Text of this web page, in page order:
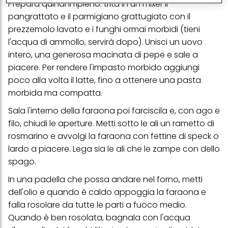
Prepara quindi il ripieno: trita in un mixer il
pangrattato e il parmigiano grattugiato con il
prezzemolo lavato e i funghi ormai morbidi (tieni
l'acqua di ammollo, servirà dopo). Unisci un uovo
intero, una generosa macinata di pepe e sale a
piacere. Per rendere l'impasto morbido aggiungi
poco alla volta il latte, fino a ottenere una pasta
morbida ma compatta.
Sala l'interno della faraona poi farciscila e, con ago e
filo, chiudi le aperture. Metti sotto le ali un rametto di
rosmarino e avvolgi la faraona con fettine di speck o
lardo a piacere. Lega sia le ali che le zampe con dello
spago.
In una padella che possa andare nel forno, metti
dell'olio e quando è caldo appoggia la faraona e
falla rosolare da tutte le parti a fuoco medio.
Quando è ben rosolata, bagnala con l'acqua
conservare le nostre informazioni sulle entità commerciali e
creare profili individuali su di te che potrebbero essere arricchiti
con dati ottenuti da terze parti e altri siti Web. Utilizziamo questi
profili per scopi di marketing personalizzato, in particolare per
visualizzare annunci pubblicitari che potrebbero interessarti
(basati, ad esempio, sui tuoi interessi identificati) su questo sito
web e altri media (di terzi) tramite i dispositivi assegnati a te o
alla tua famiglia, nonché per misurare e ottimizzare il successo
delle campagne pubblicitarie.
Puoi trovare maggiori informazioni sul trattamento dei tuoi dati
di pagina (Sezione "Cookie, Pixel, Impronte digitali e tecnologie
simili"). Puoi revocare il tuo consenso in qualsiasi momento con
effetto per il futuro disabilitando i cookie sul nostro sito web nella
sezione "Impostazioni cookie" collegata nel piè di pagina. Per
ulteriori informazioni sui cookie utilizzati su questo sito Web, in
particolare sul loro periodo di conservazione, consultare le
informazioni dettagliate su ciascun cookie disponibili facendo
Se fai clic su "Modifica" potrai trovare maggiori informazioni sul
trattamento dei tuoi dati / sull'uso dei cookie e consentirli per uno o
più degli scopi sopra menzionati. Cliccando su "Accetta tutto",
acconsenti all'uso dei cookie e al trattamento dei tuoi dati
personali per tutte le finalità sopra indicate. Se fai clic su "Rifiuta",